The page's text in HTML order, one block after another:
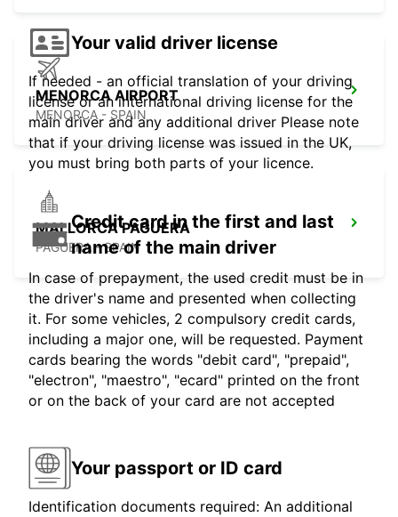
MENORCA AIRPORT
MENORCA - SPAIN
MALLORCA PAGUERA
PAGUERA - SPAIN
Your valid driver license
If needed - an official translation of your driving
license or an international driving license for the
main driver and any additional driver Please note
that if your driving license was issued in the UK,
you must bring both parts of your licence.
Credit card in the first and last
name of the main driver
In case of prepayment, the used credit must be in
the driver's name and presented when collecting
it. For some vehicles, 2 compulsory credit cards,
including a major one, will be requested. Payment
cards bearing the words "debit card", "prepaid",
"electron", "maestro", "ecard" printed on the front
or on the back of your card are not accepted
Your passport or ID card
Identification documents required: An additional